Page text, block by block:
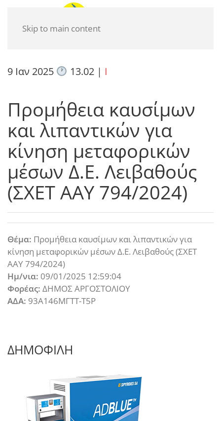
Skip to main content
9 Ιαν 2025 13.02| I
Προμήθεια καυσίμων
και λιπαντικών για
κίνηση μεταφορικών
μέσων Δ.Ε. Λειβαθούς
(ΣΧΕΤ ΑΑΥ 794/2024)
Θέμα: Προμήθεια καυσίμων και λιπαντικών για
κίνηση μεταφορικών μέσων Δ.Ε. Λειβαθούς (ΣΧΕΤ
ΑΑΥ 794/2024)
Ημ/νια: 09/01/2025 12:59:04
Φορέας: ΔΗΜΟΣ ΑΡΓΟΣΤΟΛΙΟΥ
ΑΔΑ: 93Α146ΜΓΤΤ-Τ5Ρ
ΔΗΜΟΦΙΛΗ